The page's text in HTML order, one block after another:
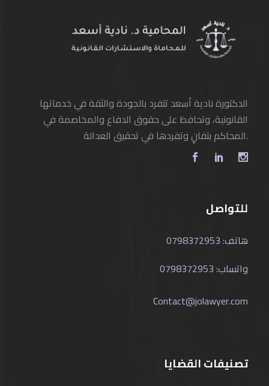
الدكتورة نادية أسعد تتفرد بالجودة والثقة في خدماتها
القانونية، وتحافظ على حقوق الدفاع والمخاصمة في
المحاكم بتفانٍ وتفردها في تحقيق العدالة.
للتواصل
هاتف: 0798372953
واتساب: 0798372953
Contact@jolawyer.com
تصنيفات القضايا